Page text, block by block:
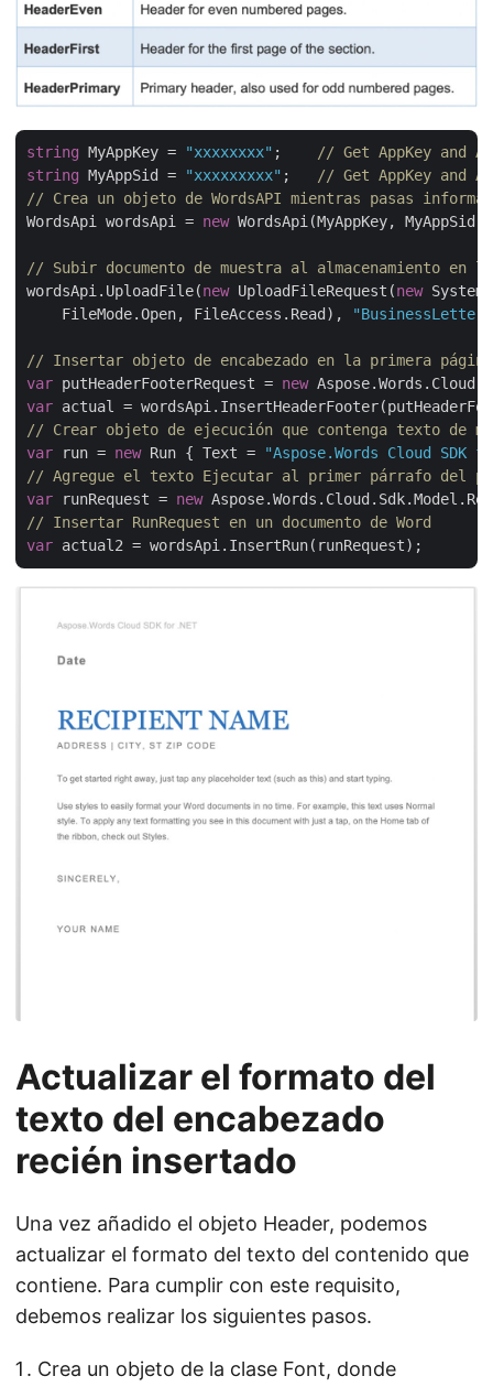
string MyAppKey = "xxxxxxxx" ; // Get AppKey and
string MyAppSid = "xxxxxxxxx" ; // Get AppKey and
// Crea un objeto de WordsAPI mientras pasas
WordsApi wordsApi = new WordsApi(MyAppKey, MyAppSid);
// Subir documento de muestra al almacenamiento en
wordsApi.UploadFile(new UploadFileRequest(new
    FileMode.Open, FileAccess.Read),
// Insertar objeto de encabezado en la primera página
var putHeaderFooterRequest = new
var
// Crear objeto de ejecución que contenga texto de
var run = new Run { Text =
"Aspose.Words Cloud SDK
// Agregue el texto Ejecutar al primer párrafo del
var runRequest = new
// Insertar RunRequest en un documento de Word
var
Actualizar el formato del
texto del encabezado
recién insertado
Una vez añadido el objeto Header, podemos
actualizar el formato del texto del contenido que
contiene. Para cumplir con este requisito,
debemos realizar los siguientes pasos.
Crea un objeto de la clase Font, donde